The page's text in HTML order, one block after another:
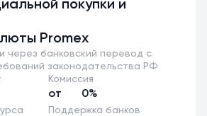
покупки и
Promex
через банковский перевод с
законодательства РФ
Комиссия
от 0%
Поддержка банков